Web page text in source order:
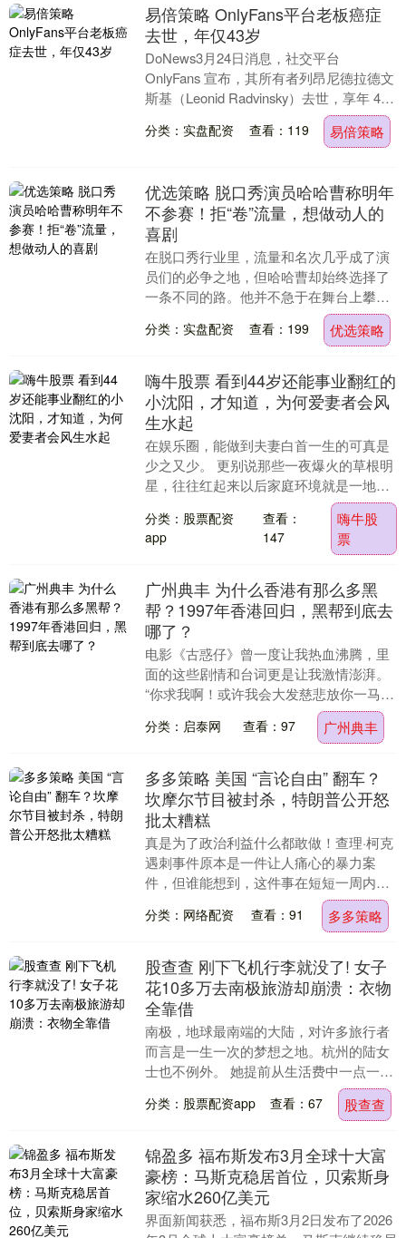
易倍策略 OnlyFans平台老板癌症
去世，年仅43岁
DoNews3月24日消息，社交平台
OnlyFans 宣布，其所有者列昂尼德拉德文
斯基（Leonid Radvinsky）去世，享年 43
分类：实盘配资 查看：119 易倍策略
优选策略 脱口秀演员哈哈曹称明年
不参赛！拒“卷”流量，想做动人的
喜剧
在脱口秀行业里，流量和名次几乎成了演
员们的必争之地，但哈哈曹却始终选择了
一条不同的路。他并不急于在舞台上攀
比，而是坚持按照自己的节奏前行。 2025
年《脱口秀和....
分类：实盘配资 查看：199 优选策略
嗨牛股票 看到44岁还能事业翻红的
小沈阳，才知道，为何爱妻者会风
生水起
在娱乐圈，能做到夫妻白首一生的可真是
少之又少。 更别说那些一夜爆火的草根明
星，往往红起来以后家庭环境就是一地鸡
毛。 有的走到离婚，更有甚者对簿公堂。
小沈阳却是....
分类：股票配资
app
查看：
147
嗨牛股
票
广州典丰 为什么香港有那么多黑
帮？1997年香港回归，黑帮到底去
哪了？
电影《古惑仔》曾一度让我热血沸腾，里
面的这些剧情和台词更是让我激情澎湃。
“你求我啊！或许我会大发慈悲放你一马
的” “出来混要讲信用，说过让他全家死
光，就让他全....
分类：启泰网 查看：97 广州典丰
多多策略 美国 “言论自由” 翻车？
坎摩尔节目被封杀，特朗普公开怒
批太糟糕
真是为了政治利益什么都敢做！查理·柯克
遇刺事件原本是一件让人痛心的暴力案
件，但谁能想到，这件事在短短一周内竟
变成了媒体界的“大地震”。最让人震惊的
事情是什么？A....
分类：网络配资 查看：91 多多策略
股查查 刚下飞机行李就没了! 女子
花10多万去南极旅游却崩溃：衣物
全靠借
南极，地球最南端的大陆，对许多旅行者
而言是一生一次的梦想之地。杭州的陆女
士也不例外。 她提前从生活费中一点一点
积攒了旅费，又拼上了春节假期和年假，
终于在今年2月....
分类：股票配资app 查看：67 股查查
锦盈多 福布斯发布3月全球十大富
豪榜：马斯克稳居首位，贝索斯身
家缩水260亿美元
界面新闻获悉，福布斯3月2日发布了2026